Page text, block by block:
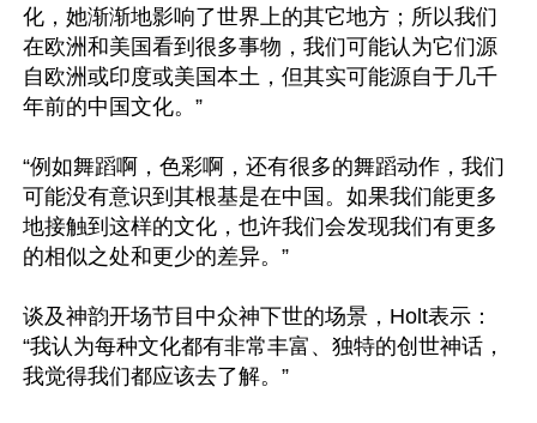
化，她渐渐地影响了世界上的其它地方；所以我们
在欧洲和美国看到很多事物，我们可能认为它们源
自欧洲或印度或美国本土，但其实可能源自于几千
年前的中国文化。”
“例如舞蹈啊，色彩啊，还有很多的舞蹈动作，我们
可能没有意识到其根基是在中国。如果我们能更多
地接触到这样的文化，也许我们会发现我们有更多
的相似之处和更少的差异。”
谈及神韵开场节目中众神下世的场景，Holt表示：
“我认为每种文化都有非常丰富、独特的创世神话，
我觉得我们都应该去了解。”